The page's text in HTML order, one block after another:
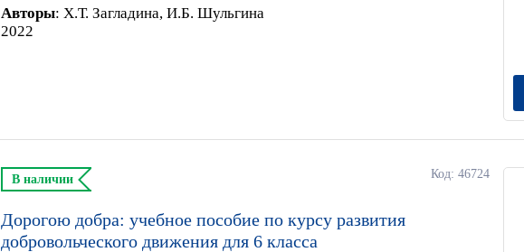
Авторы: Х.Т. Загладина, И.Б. Шульгина
2022
Код: 46724
В наличии
Дорогою добра: учебное пособие по курсу развития
добровольческого движения для 6 класса